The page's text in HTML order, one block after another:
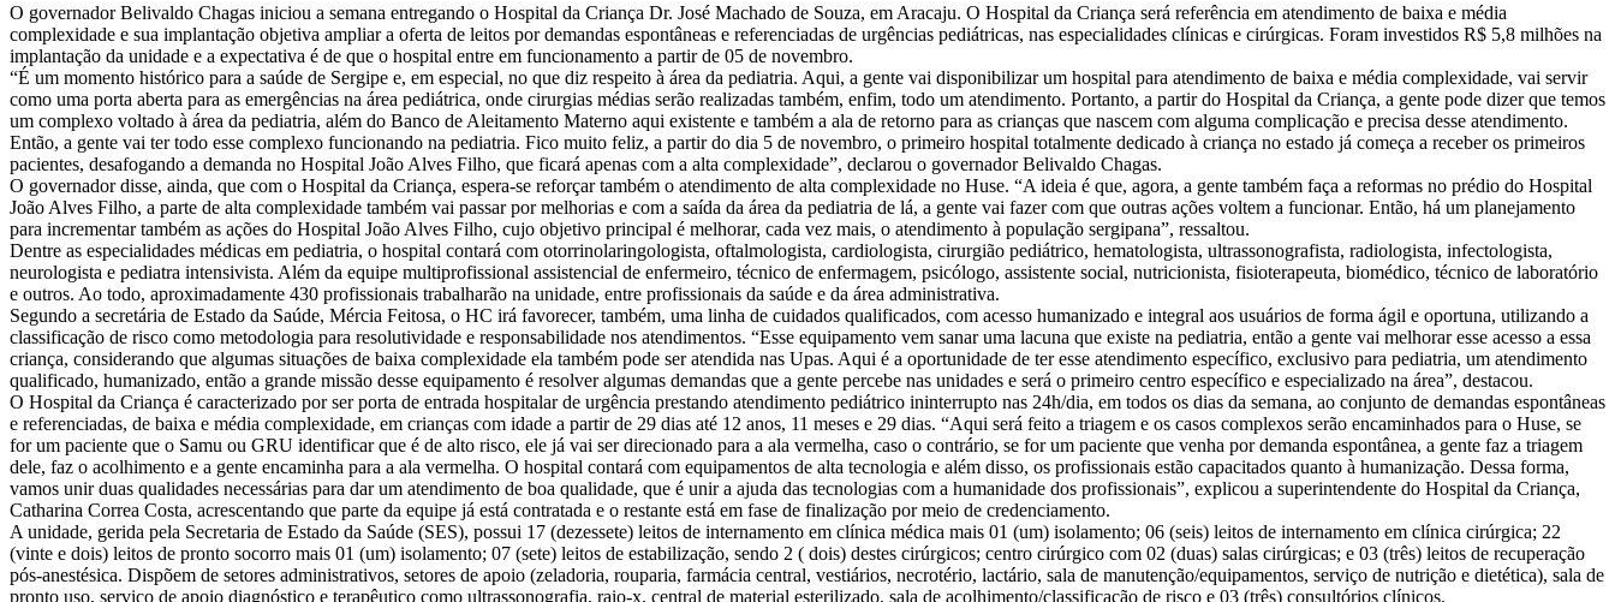
O governador Belivaldo Chagas iniciou a semana entregando o Hospital da Criança Dr. José Machado de Souza, em Aracaju. O Hospital da Criança será referência em atendimento de baixa e média
complexidade e sua implantação objetiva ampliar a oferta de leitos por demandas espontâneas e referenciadas de urgências pediátricas, nas especialidades clínicas e cirúrgicas. Foram investidos R$ 5,8 milhões na
implantação da unidade e a expectativa é de que o hospital entre em funcionamento a partir de 05 de novembro.
“É um momento histórico para a saúde de Sergipe e, em especial, no que diz respeito à área da pediatria. Aqui, a gente vai disponibilizar um hospital para atendimento de baixa e média complexidade, vai servir
como uma porta aberta para as emergências na área pediátrica, onde cirurgias médias serão realizadas também, enfim, todo um atendimento. Portanto, a partir do Hospital da Criança, a gente pode dizer que temos
um complexo voltado à área da pediatria, além do Banco de Aleitamento Materno aqui existente e também a ala de retorno para as crianças que nascem com alguma complicação e precisa desse atendimento.
Então, a gente vai ter todo esse complexo funcionando na pediatria. Fico muito feliz, a partir do dia 5 de novembro, o primeiro hospital totalmente dedicado à criança no estado já começa a receber os primeiros
pacientes, desafogando a demanda no Hospital João Alves Filho, que ficará apenas com a alta complexidade”, declarou o governador Belivaldo Chagas.
O governador disse, ainda, que com o Hospital da Criança, espera-se reforçar também o atendimento de alta complexidade no Huse. “A ideia é que, agora, a gente também faça a reformas no prédio do Hospital
João Alves Filho, a parte de alta complexidade também vai passar por melhorias e com a saída da área da pediatria de lá, a gente vai fazer com que outras ações voltem a funcionar. Então, há um planejamento
para incrementar também as ações do Hospital João Alves Filho, cujo objetivo principal é melhorar, cada vez mais, o atendimento à população sergipana”, ressaltou.
Dentre as especialidades médicas em pediatria, o hospital contará com otorrinolaringologista, oftalmologista, cardiologista, cirurgião pediátrico, hematologista, ultrassonografista, radiologista, infectologista,
neurologista e pediatra intensivista. Além da equipe multiprofissional assistencial de enfermeiro, técnico de enfermagem, psicólogo, assistente social, nutricionista, fisioterapeuta, biomédico, técnico de laboratório
e outros. Ao todo, aproximadamente 430 profissionais trabalharão na unidade, entre profissionais da saúde e da área administrativa.
Segundo a secretária de Estado da Saúde, Mércia Feitosa, o HC irá favorecer, também, uma linha de cuidados qualificados, com acesso humanizado e integral aos usuários de forma ágil e oportuna, utilizando a
classificação de risco como metodologia para resolutividade e responsabilidade nos atendimentos. “Esse equipamento vem sanar uma lacuna que existe na pediatria, então a gente vai melhorar esse acesso a essa
criança, considerando que algumas situações de baixa complexidade ela também pode ser atendida nas Upas. Aqui é a oportunidade de ter esse atendimento específico, exclusivo para pediatria, um atendimento
qualificado, humanizado, então a grande missão desse equipamento é resolver algumas demandas que a gente percebe nas unidades e será o primeiro centro específico e especializado na área”, destacou.
O Hospital da Criança é caracterizado por ser porta de entrada hospitalar de urgência prestando atendimento pediátrico ininterrupto nas 24h/dia, em todos os dias da semana, ao conjunto de demandas espontâneas
e referenciadas, de baixa e média complexidade, em crianças com idade a partir de 29 dias até 12 anos, 11 meses e 29 dias. “Aqui será feito a triagem e os casos complexos serão encaminhados para o Huse, se
for um paciente que o Samu ou GRU identificar que é de alto risco, ele já vai ser direcionado para a ala vermelha, caso o contrário, se for um paciente que venha por demanda espontânea, a gente faz a triagem
dele, faz o acolhimento e a gente encaminha para a ala vermelha. O hospital contará com equipamentos de alta tecnologia e além disso, os profissionais estão capacitados quanto à humanização. Dessa forma,
vamos unir duas qualidades necessárias para dar um atendimento de boa qualidade, que é unir a ajuda das tecnologias com a humanidade dos profissionais”, explicou a superintendente do Hospital da Criança,
Catharina Correa Costa, acrescentando que parte da equipe já está contratada e o restante está em fase de finalização por meio de credenciamento.
A unidade, gerida pela Secretaria de Estado da Saúde (SES), possui 17 (dezessete) leitos de internamento em clínica médica mais 01 (um) isolamento; 06 (seis) leitos de internamento em clínica cirúrgica; 22
(vinte e dois) leitos de pronto socorro mais 01 (um) isolamento; 07 (sete) leitos de estabilização, sendo 2 ( dois) destes cirúrgicos; centro cirúrgico com 02 (duas) salas cirúrgicas; e 03 (três) leitos de recuperação
pós-anestésica. Dispõem de setores administrativos, setores de apoio (zeladoria, rouparia, farmácia central, vestiários, necrotério, lactário, sala de manutenção/equipamentos, serviço de nutrição e dietética), sala de
pronto uso, serviço de apoio diagnóstico e terapêutico como ultrassonografia, raio-x, central de material esterilizado, sala de acolhimento/classificação de risco e 03 (três) consultórios clínicos.